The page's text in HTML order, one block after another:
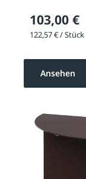
103,00 €
122,57 € /
Ansehen